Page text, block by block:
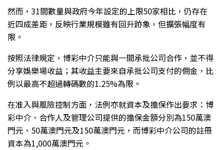
然而，31間數量與政府今年設定的上限50家相比，仍存在
近四成差距，反映行業規模雖有回升跡象，但擴張幅度有
限。
按照法律規定，博彩中介只能與一間承批公司合作，並不得
分享娛樂場收益；其收益主要來自承批公司支付的佣金，比
例以最高不超過轉碼數的1.25%為限。
在准入與風險控制方面，法例亦就資本及擔保作出要求：博
彩中介、合作人及管理公司提供的擔保金額分別為150萬澳
門元、50萬澳門元及150萬澳門元，而博彩中介公司的註冊
資本為1,000萬澳門元。